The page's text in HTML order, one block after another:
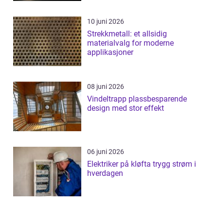
10 juni 2026
Strekkmetall: et allsidig
materialvalg for moderne
applikasjoner
08 juni 2026
Vindeltrapp plassbesparende
design med stor effekt
06 juni 2026
Elektriker på kløfta trygg strøm i
hverdagen